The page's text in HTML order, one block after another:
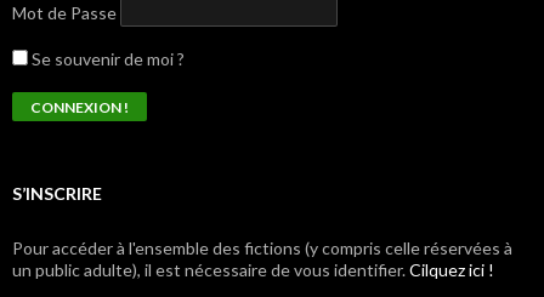
Mot de Passe
Se souvenir de moi ?
S’INSCRIRE
Pour accéder à l'ensemble des fictions (y compris celle réservées à
un public adulte), il est nécessaire de vous identifier.Cilquez ici !